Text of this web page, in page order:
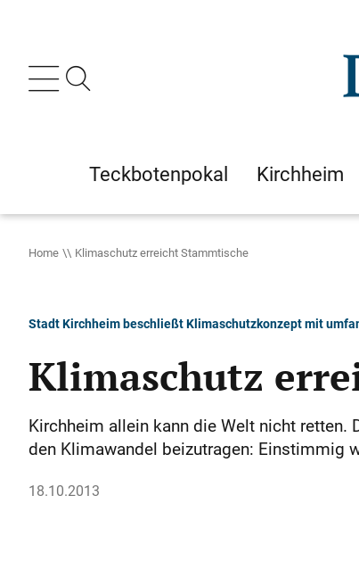
Teckbotenpokal Kirchheim
Home Klimaschutz erreicht Stammtische
Stadt Kirchheim beschließt Klimaschutzkonzept mit
Klimaschutz
Kirchheim allein kann die Welt nicht retten.
den Klimawandel beizutragen: Einstimmig
18.10.2013